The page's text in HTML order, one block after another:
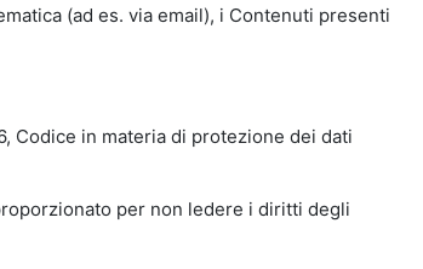
(ad es. via email), i Contenuti presenti
Codice in materia di protezione dei dati
per non ledere i diritti degli